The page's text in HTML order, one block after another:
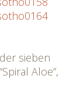
sieben
Aloe”,